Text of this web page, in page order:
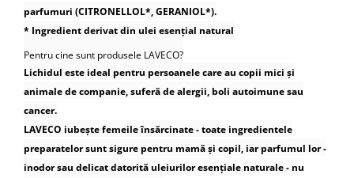
parfumuri (CITRONELLOL*, GERANIOL*).
* Ingredient derivat din ulei esențial natural
Pentru cine sunt produsele LAVECO?
Lichidul este ideal pentru persoanele care au copii mici și
animale de companie, suferă de alergii, boli autoimune sau
cancer.
LAVECO iubește femeile însărcinate - toate ingredientele
preparatelor sunt sigure pentru mamă și copil, iar parfumul lor -
inodor sau delicat datorită uleiurilor esențiale naturale - nu